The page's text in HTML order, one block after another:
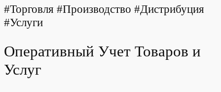
#Торговля #Производство #Дистрибуция
#Услуги
Оперативный Учет Товаров и
Услуг